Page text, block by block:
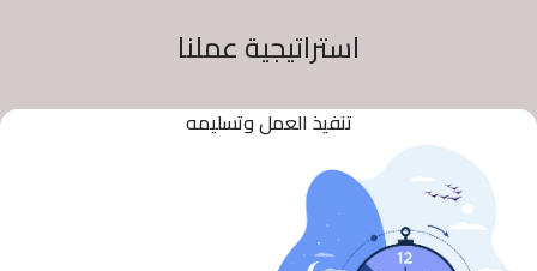
استراتيجية عملنا
تنفيذ العمل وتسليمه